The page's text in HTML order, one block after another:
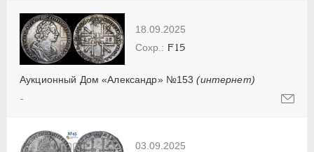
18.09.2025
Аукционный Дом «Александр» №153(интернет)
F15
-
03.09.2025